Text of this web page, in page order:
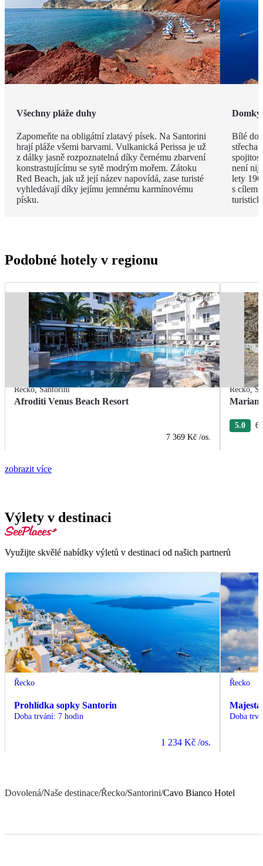
Všechny pláže duhy
Zapomeňte na obligátní zlatavý písek. Na Santorini
hrají pláže všemi barvami. Vulkanická Perissa je už
z dálky jasně rozpoznatelná díky černému zbarvení
konstrastujícímu se sytě modrým mořem. Zátoku
Red Beach, jak už její název napovídá, zase turisté
vyhledávají díky jejímu jemnému karmínovému
písku.
Domky
Bílé
není
lety
s cílem
Podobné hotely v regionu
Řecko,Santorini
Afroditi Venus Beach Resort
7 369 Kč /os.
Řecko,
5.0 6
zobrazit více
Výlety v destinaci
Využijte skvělé nabídky výletů v destinaci od našich partnerů
Řecko
Prohlídka sopky Santorin
Doba trvání: 7 hodin
1 234 Kč /os.
Řecko
Doba
Dovolená/Naše destinace/Řecko/Santorini/Cavo Bianco Hotel